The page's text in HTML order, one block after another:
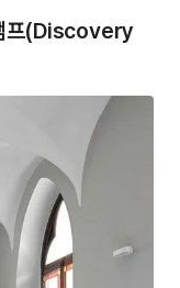
프(Discovery